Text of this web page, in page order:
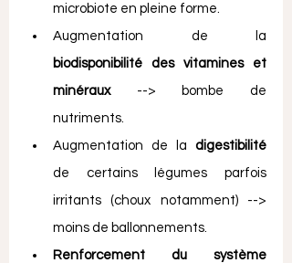
microbiote en pleine forme.
biodisponibilité des vitamines et
minéraux --> bombe de
nutriments.
Augmentation de la digestibilité
de certains légumes parfois
irritants (choux notamment) -->
moins de ballonnements.
Renforcement du système